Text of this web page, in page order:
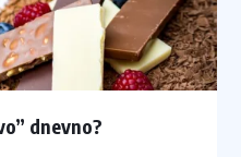
dnevno?